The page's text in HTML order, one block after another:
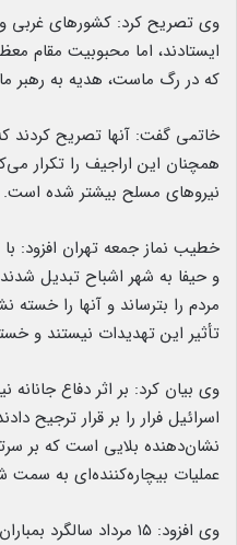
وی تصریح کرد: کشورهای غربی و
ایستادند، اما محبوبیت مقام
که در رگ ماست، هدیه به
خاتمی گفت: آنها تصریح کردند
همچنان این اراجیف را تکرار
نیروهای مسلح بیشتر شده است.
خطیب نماز جمعه تهران افزود:
و حیفا به شهر اشباح تبدیل
مردم را بترساند و آنها را
تأثیر این تهدیدات نیستند و
وی بیان کرد: بر اثر دفاع
اسرائیل فرار را بر قرار ترجیح
نشان‌دهنده بلایی است که بر
عملیات بیچاره‌کننده‌ای به سمت
وی افزود: ۱۵ مرداد